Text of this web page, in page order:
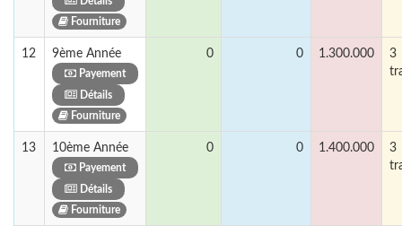
Fourniture
12 9ème Année
Payement
Détails
Fourniture
0 0 1.300.000
3
13 10ème Année
Payement
Détails
Fourniture
0 0 1.400.000
3